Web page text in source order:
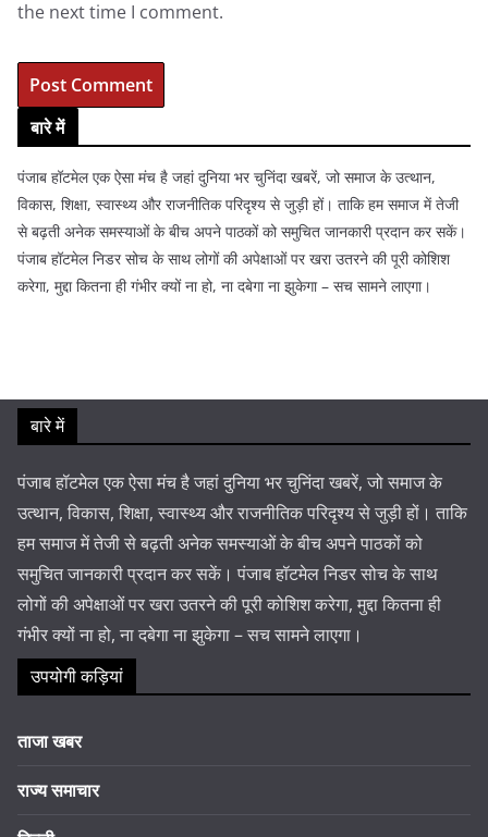
the next time I comment.
बारे में
पंजाब हॉटमेल एक ऐसा मंच है जहां दुनिया भर चुनिंदा खबरें, जो समाज के उत्थान,
विकास, शिक्षा, स्वास्थ्य और राजनीतिक परिदृश्य से जुड़ी हों। ताकि हम समाज में तेजी
से बढ़ती अनेक समस्याओं के बीच अपने पाठकों को समुचित जानकारी प्रदान कर सकें।
पंजाब हॉटमेल निडर सोच के साथ लोगों की अपेक्षाओं पर खरा उतरने की पूरी कोशिश
करेगा, मुद्दा कितना ही गंभीर क्यों ना हो, ना दबेगा ना झुकेगा – सच सामने लाएगा।
बारे में
पंजाब हॉटमेल एक ऐसा मंच है जहां दुनिया भर चुनिंदा खबरें, जो समाज के
उत्थान, विकास, शिक्षा, स्वास्थ्य और राजनीतिक परिदृश्य से जुड़ी हों। ताकि
हम समाज में तेजी से बढ़ती अनेक समस्याओं के बीच अपने पाठकों को
समुचित जानकारी प्रदान कर सकें। पंजाब हॉटमेल निडर सोच के साथ
लोगों की अपेक्षाओं पर खरा उतरने की पूरी कोशिश करेगा, मुद्दा कितना ही
गंभीर क्यों ना हो, ना दबेगा ना झुकेगा – सच सामने लाएगा।
उपयोगी कड़ियां
ताजा खबर
राज्य समाचार